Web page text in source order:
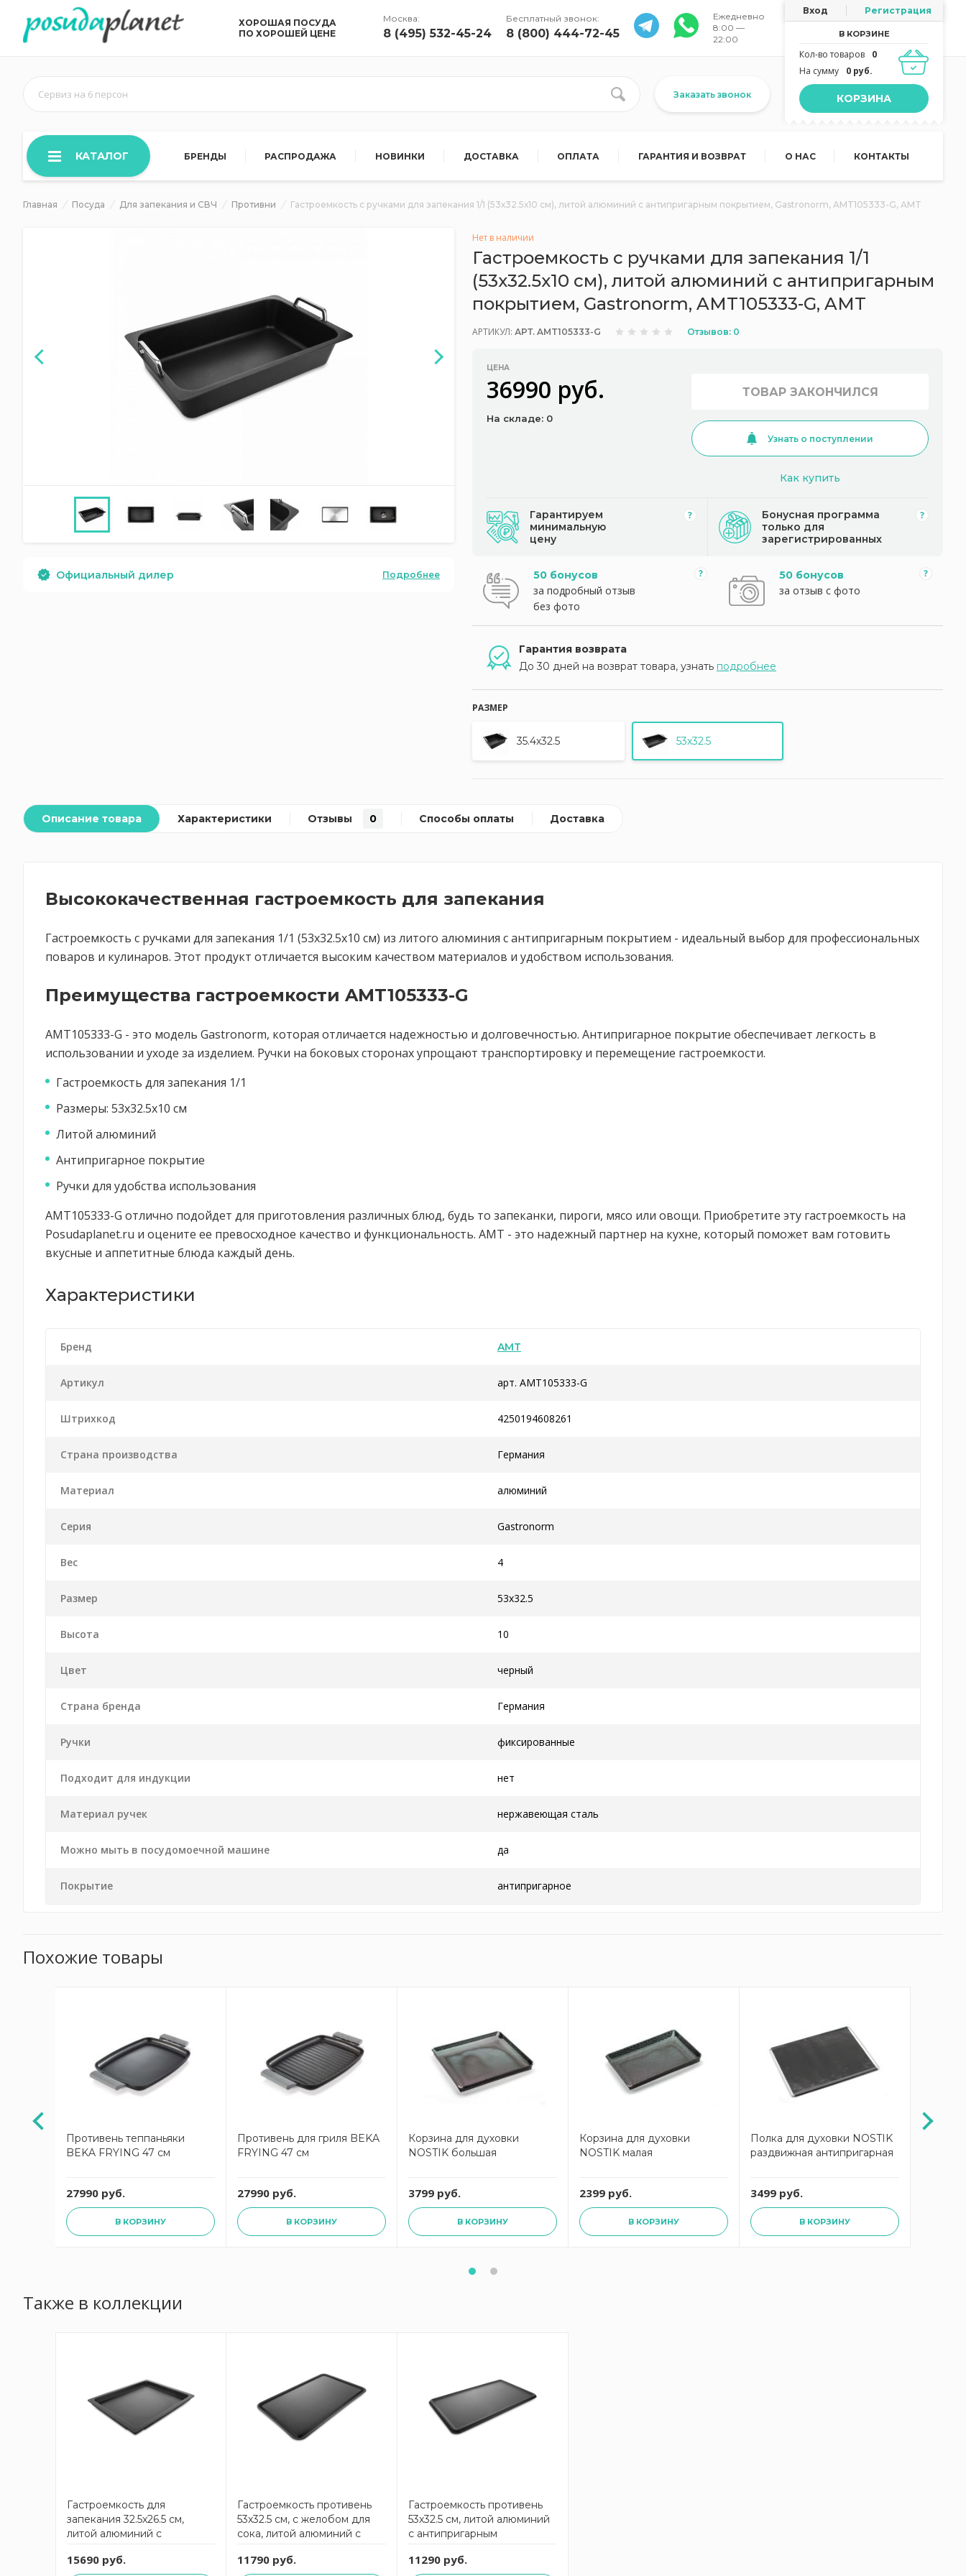
ХОРОШАЯ ПОСУДА
ПО ХОРОШЕЙ ЦЕНЕ
Москва:
8 (495) 532-45-24
Бесплатный звонок:
8 (800) 444-72-45
Ежедневно
8:00 —
22:00
Вход Регистрация
В КОРЗИНЕ
Кол-во товаров
0
На сумму
0 руб.
КОРЗИНА
Сервиз на 6 персон Заказать звонок
КАТАЛОГ БРЕНДЫ РАСПРОДАЖА НОВИНКИ ДОСТАВКА ОПЛАТА ГАРАНТИЯ И ВОЗВРАТ О НАС КОНТАКТЫ
Главная Посуда Для запекания и СВЧ Противни Гастроемкость с ручками для запекания 1/1 (53х32.5х10 см), литой алюминий с антипригарным покрытием, Gastronorm, AMT105333-G, AMT
Официальный дилер Подробнее
Нет в наличии
Гастроемкость с ручками для запекания 1/1
(53х32.5х10 см), литой алюминий с антипригарным
покрытием, Gastronorm, AMT105333-G, AMT
АРТИКУЛ: АРТ. AMT105333-G Отзывов: 0
ЦЕНА
36990 руб.
На складе: 0
ТОВАР ЗАКОНЧИЛСЯ
Узнать о поступлении
Как купить
Гарантируем
минимальную
цену
Бонусная программа
только для
зарегистрированных
50 бонусов
за подробный отзыв
без фото
50 бонусов
за отзыв с фото
Гарантия возврата
До 30 дней на возврат товара, узнать подробнее
РАЗМЕР
35.4х32.5 53х32.5
Описание товара Характеристики Отзывы 0 Способы оплаты Доставка
Высококачественная гастроемкость для запекания
Гастроемкость с ручками для запекания 1/1 (53х32.5х10 см) из литого алюминия с антипригарным покрытием - идеальный выбор для профессиональных
поваров и кулинаров. Этот продукт отличается высоким качеством материалов и удобством использования.
Преимущества гастроемкости AMT105333-G
AMT105333-G - это модель Gastronorm, которая отличается надежностью и долговечностью. Антипригарное покрытие обеспечивает легкость в
использовании и уходе за изделием. Ручки на боковых сторонах упрощают транспортировку и перемещение гастроемкости.
Гастроемкость для запекания 1/1
Размеры: 53х32.5х10 см
Литой алюминий
Антипригарное покрытие
Ручки для удобства использования
AMT105333-G отлично подойдет для приготовления различных блюд, будь то запеканки, пироги, мясо или овощи. Приобретите эту гастроемкость на
Posudaplanet.ru и оцените ее превосходное качество и функциональность. AMT - это надежный партнер на кухне, который поможет вам готовить
вкусные и аппетитные блюда каждый день.
Характеристики
Бренд AMT
Артикул арт. AMT105333-G
Штрихкод 4250194608261
Страна производства Германия
Материал алюминий
Серия Gastronorm
Вес 4
Размер 53х32.5
Высота 10
Цвет черный
Страна бренда Германия
Ручки фиксированные
Подходит для индукции нет
Материал ручек нержавеющая сталь
Можно мыть в посудомоечной машине да
Покрытие антипригарное
Похожие товары
Противень теппаньяки
BEKA FRYING 47 см
27990 руб.
В КОРЗИНУ
Противень для гриля BEKA
FRYING 47 см
27990 руб.
В КОРЗИНУ
Корзина для духовки
NOSTIK большая
3799 руб.
В КОРЗИНУ
Корзина для духовки
NOSTIK малая
2399 руб.
В КОРЗИНУ
Полка для духовки NOSTIK
раздвижная антипригарная
3499 руб.
В КОРЗИНУ
Также в коллекции
Гастроемкость для
запекания 32.5x26.5 см,
литой алюминий с
Gastronorm AMT
15690 руб.
Гастроемкость противень
53x32.5 см, с желобом для
сока, литой алюминий с
Gastronorm AMT
11790 руб.
Гастроемкость противень
53x32.5 см, литой алюминий
с антипригарным
AMT5333WP AMT
11290 руб.